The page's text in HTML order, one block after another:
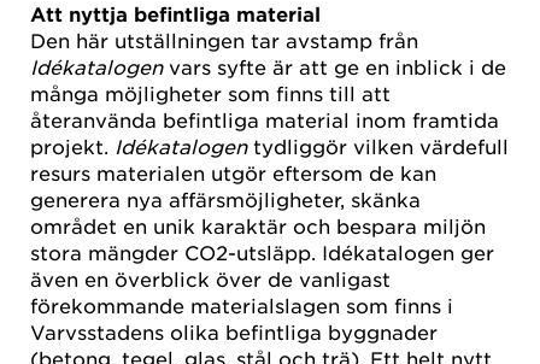
Att nyttja befintliga material
Den här utställningen tar avstamp från
Idékatalogenvars syfte är att ge en inblick i de
många möjligheter som finns till att
återanvända befintliga material inom framtida
projekt. Idékatalogentydliggör vilken värdefull
resurs materialen utgör eftersom de kan
generera nya affärsmöjligheter, skänka
området en unik karaktär och bespara miljön
stora mängder CO2-utsläpp. Idékatalogen ger
även en överblick över de vanligast
förekommande materialslagen som finns i
Varvsstadens olika befintliga byggnader
(betong, tegel, glas, stål och trä). Ett helt nytt